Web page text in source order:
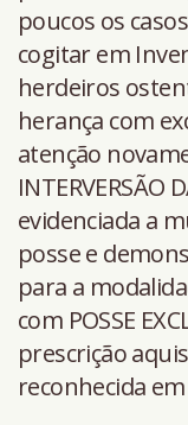
poucos os
cogitar em
herdeiros
herança com
atenção
INTERVERSÃO
evidenciada a
posse e
para a
com POSSE
prescrição
reconhecida